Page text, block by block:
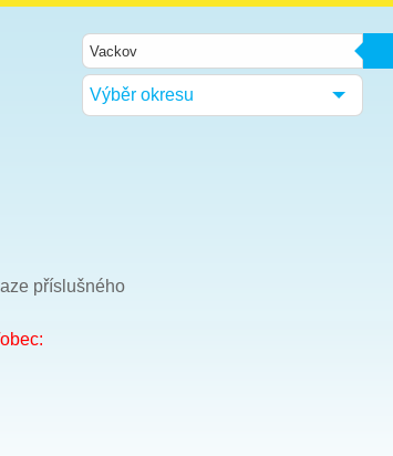
Výběr okresu
příslušného